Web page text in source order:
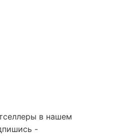
в нашем
-